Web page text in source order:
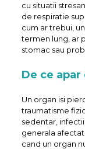
cu situatii
de respiratie
cum ar trebui,
termen lung, ar
stomac sau
De ce
Un organ isi
traumatisme
sedentar,
generala
cand un organ